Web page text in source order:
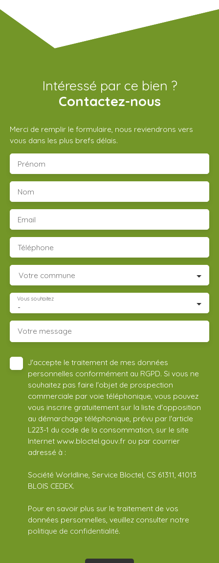
Intéressé par ce bien ?
Contactez-nous
Merci de remplir le formulaire, nous reviendrons vers
vous dans les plus brefs délais.
Prénom
Nom
Email
Téléphone
Votre commune
-
Vous souhaitez
Votre message
J'accepte le traitement de mes données
personnelles conformément au RGPD. Si vous ne
souhaitez pas faire l'objet de prospection
commerciale par voie téléphonique, vous pouvez
vous inscrire gratuitement sur la liste d'opposition
au démarchage téléphonique, prévu par l'article
L223-1 du code de la consommation, sur le site
Internet www.bloctel.gouv.fr ou par courrier
adressé à :
Société Worldline, Service Bloctel, CS 61311, 41013
BLOIS CEDEX.
Pour en savoir plus sur le traitement de vos
données personnelles, veuillez consulter notre
politique de confidentialité.